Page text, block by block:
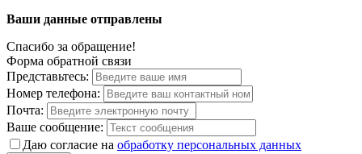
Ваши данные отправлены
Спасибо за обращение!
Форма обратной связи
Представьтесь:
Номер телефона:
Почта:
Ваше сообщение:
Даю согласие на обработку персональных данных